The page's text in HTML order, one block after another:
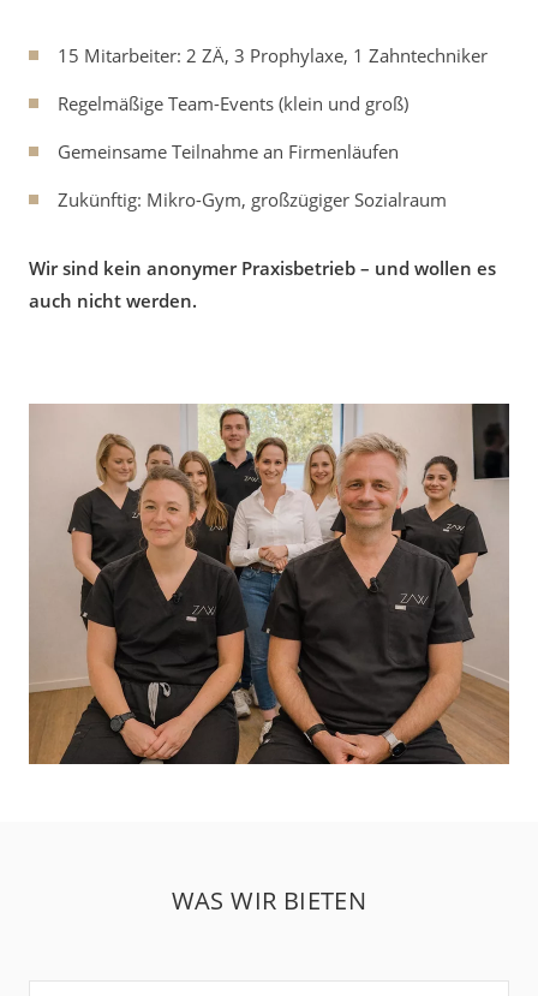
15 Mitarbeiter: 2 ZÄ, 3 Prophylaxe, 1 Zahntechniker
Regelmäßige Team-Events (klein und groß)
Gemeinsame Teilnahme an Firmenläufen
Zukünftig: Mikro-Gym, großzügiger Sozialraum
Wir sind kein anonymer Praxisbetrieb – und wollen es
auch nicht werden.
WAS WIR BIETEN